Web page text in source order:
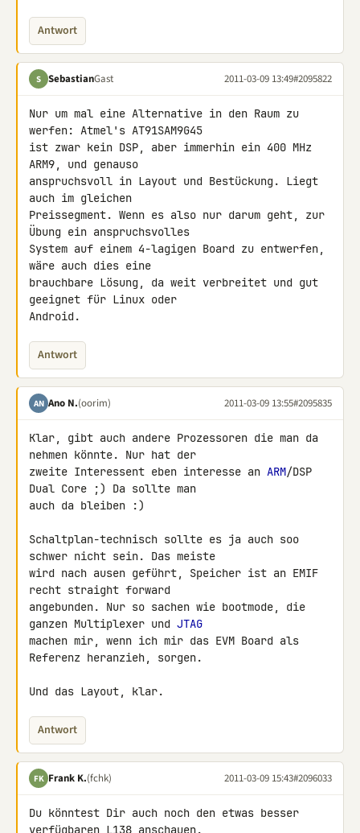
Antwort
S SebastianGast 2011-03-09 13:49#2095822
Nur um mal eine Alternative in den Raum zu
werfen: Atmel's AT91SAM9G45
ist zwar kein DSP, aber immerhin ein 400 MHz
ARM9, und genauso
anspruchsvoll in Layout und Bestückung. Liegt
auch im gleichen
Preissegment. Wenn es also nur darum geht, zur
Übung ein anspruchsvolles
System auf einem 4-lagigen Board zu entwerfen,
wäre auch dies eine
brauchbare Lösung, da weit verbreitet und gut
geeignet für Linux oder
Android.
Antwort
AN Ano N.(oorim) 2011-03-09 13:55#2095835
Klar, gibt auch andere Prozessoren die man da
nehmen könnte. Nur hat der
zweite Interessent eben interesse an ARM/DSP
Dual Core ;) Da sollte man
auch da bleiben :)
Schaltplan-technisch sollte es ja auch soo
schwer nicht sein. Das meiste
wird nach ausen geführt, Speicher ist an EMIF
recht straight forward
angebunden. Nur so sachen wie bootmode, die
ganzen Multiplexer und JTAG
machen mir, wenn ich mir das EVM Board als
Referenz heranzieh, sorgen.
Und das Layout, klar.
Antwort
FK Frank K.(fchk) 2011-03-09 15:43#2096033
Du könntest Dir auch noch den etwas besser
verfügbaren L138 anschauen.